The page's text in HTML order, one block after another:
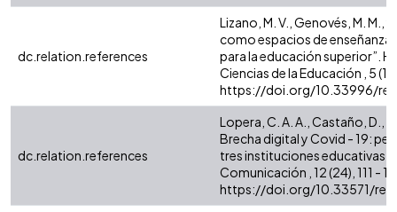
dc.relation.references
Lizano, M. V., Genovés, M. M.,
como espacios de
para la educación superior”.
Ciencias de la Educación , 5
https://doi.org/10.33996/
dc.relation.references
Lopera, C. A. A., Castaño, D.,
Brecha digital y Covid - 19:
tres instituciones educativas
Comunicación , 12 (24), 111 -
https://doi.org/10.33571/